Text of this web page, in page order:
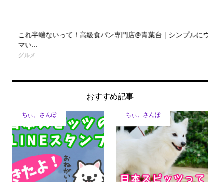
これ半端ないって！高級食パン専門店@青葉台｜シンプルにウ
マい...
グルメ
おすすめ記事
ちぃ。さんぽ ちぃ。さんぽ